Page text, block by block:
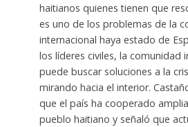
haitianos quienes tienen que
es uno de los problemas de la
internacional haya estado de
los líderes civiles, la comunidad
puede buscar soluciones a la
mirando hacia el interior.
que el país ha cooperado
pueblo haitiano y señaló que